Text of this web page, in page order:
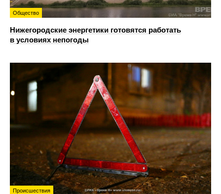
Общество
Нижегородские энергетики готовятся работать
в условиях непогоды
Происшествия